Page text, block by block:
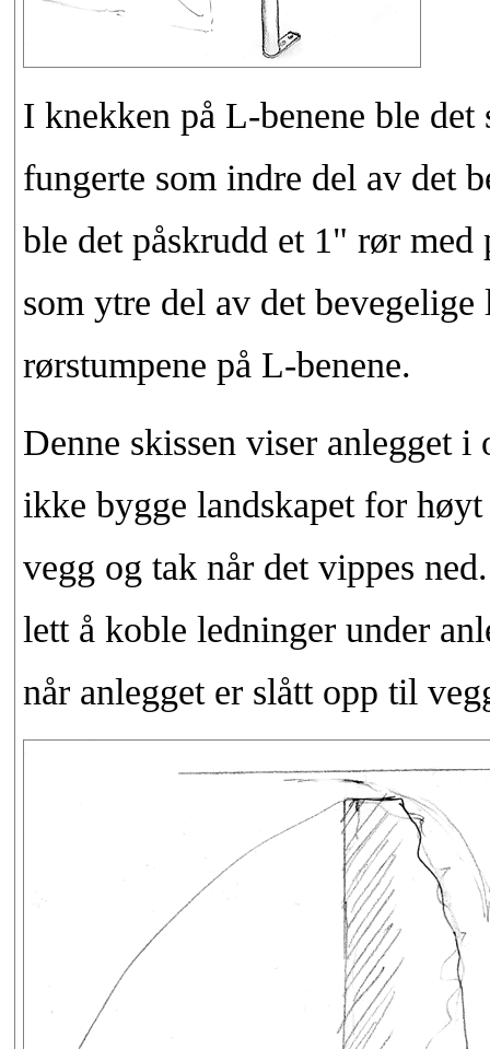
I knekken på L-benene ble
fungerte som indre del av det
ble det påskrudd et 1" rør med
som ytre del av det bevegelige
rørstumpene på L-benene.
Denne skissen viser anlegget i
ikke bygge landskapet for
vegg og tak når det vippes
lett å koble ledninger under
når anlegget er slått opp til